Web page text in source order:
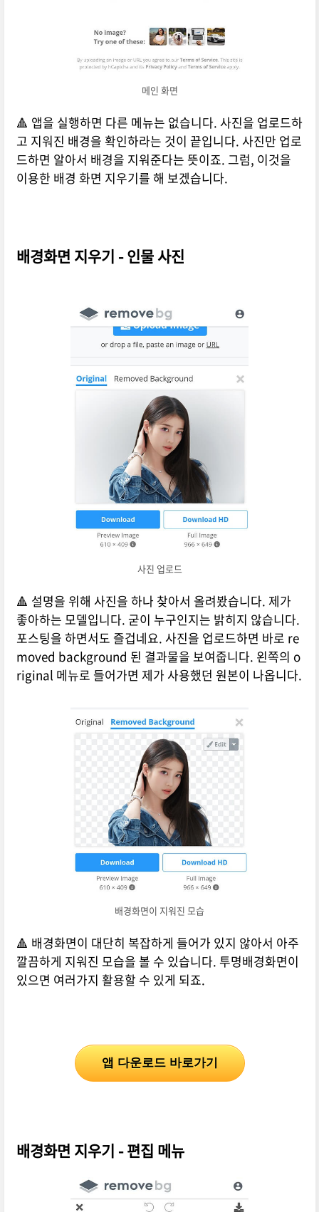
메인 화면
🔺 앱을 실행하면 다른 메뉴는 없습니다. 사진을 업로드하
고 지워진 배경을 확인하라는 것이 끝입니다. 사진만 업로
드하면 알아서 배경을 지워준다는 뜻이죠. 그럼, 이것을
이용한 배경 화면 지우기를 해 보겠습니다.
배경화면 지우기 - 인물 사진
사진 업로드
🔺 설명을 위해 사진을 하나 찾아서 올려봤습니다. 제가
좋아하는 모델입니다. 굳이 누구인지는 밝히지 않습니다.
포스팅을 하면서도 즐겁네요. 사진을 업로드하면 바로 re
moved background 된 결과물을 보여줍니다. 왼쪽의 o
riginal 메뉴로 들어가면 제가 사용했던 원본이 나옵니다.
배경화면이 지워진 모습
🔺 배경화면이 대단히 복잡하게 들어가 있지 않아서 아주
깔끔하게 지워진 모습을 볼 수 있습니다. 투명배경화면이
있으면 여러가지 활용할 수 있게 되죠.
앱 다운로드 바로가기
배경화면 지우기 - 편집 메뉴